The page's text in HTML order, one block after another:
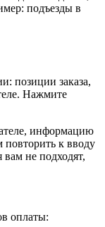
подъезды в
позиции заказа,
Нажмите
информацию
повторить к вводу
не подходят,
оплаты: